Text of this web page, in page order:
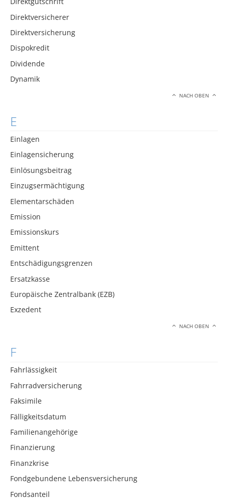
Direktversicherer
Direktversicherung
Dispokredit
Dividende
Dynamik
NACH OBEN
E
Einlagen
Einlagensicherung
Einlösungsbeitrag
Einzugsermächtigung
Elementarschäden
Emission
Emissionskurs
Emittent
Entschädigungsgrenzen
Ersatzkasse
Europäische Zentralbank (EZB)
Exzedent
NACH OBEN
F
Fahrlässigkeit
Fahrradversicherung
Faksimile
Fälligkeitsdatum
Familienangehörige
Finanzierung
Finanzkrise
Fondgebundene Lebensversicherung
Fondsanteil